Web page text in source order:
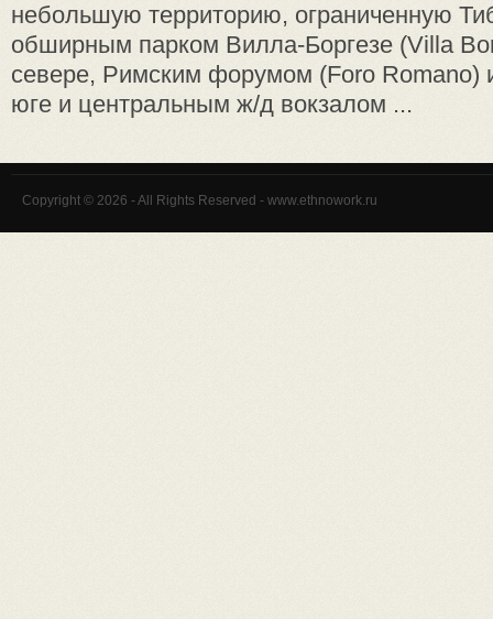
небольшую территорию, ограниченную
обширным парком Вилла-Боргезе (Villa
севере, Римским форумом (Foro Romano)
юге и центральным ж/д вокзалом ...
Copyright © 2026 - All Rights Reserved - www.ethnowork.ru